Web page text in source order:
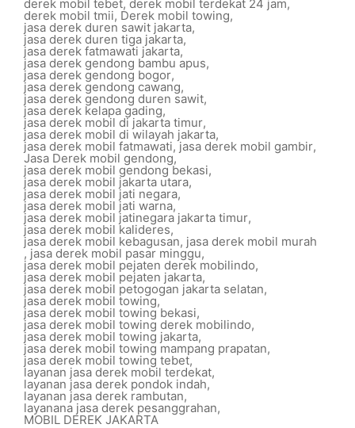
derek mobil tebet, derek mobil terdekat 24 jam,
derek mobil tmii, Derek mobil towing,
jasa derek duren sawit jakarta,
jasa derek duren tiga jakarta,
jasa derek fatmawati jakarta,
jasa derek gendong bambu apus,
jasa derek gendong bogor,
jasa derek gendong cawang,
jasa derek gendong duren sawit,
jasa derek kelapa gading,
jasa derek mobil di jakarta timur,
jasa derek mobil di wilayah jakarta,
jasa derek mobil fatmawati,jasa derek mobil gambir,
Jasa Derek mobil gendong,
jasa derek mobil gendong bekasi,
jasa derek mobil jakarta utara,
jasa derek mobil jati negara,
jasa derek mobil jati warna,
jasa derek mobil jatinegara jakarta timur,
jasa derek mobil kalideres,
jasa derek mobil kebagusan, jasa derek mobil murah
, jasa derek mobil pasar minggu,
jasa derek mobil pejaten derek mobilindo,
jasa derek mobil pejaten jakarta,
jasa derek mobil petogogan jakarta selatan,
jasa derek mobil towing,
jasa derek mobil towing bekasi,
jasa derek mobil towing derek mobilindo,
jasa derek mobil towing jakarta,
jasa derek mobil towing mampang prapatan,
jasa derek mobil towing tebet,
layanan jasa derek mobil terdekat,
layanan jasa derek pondok indah,
layanan jasa derek rambutan,
layanana jasa derek pesanggrahan,
MOBIL DEREK JAKARTA